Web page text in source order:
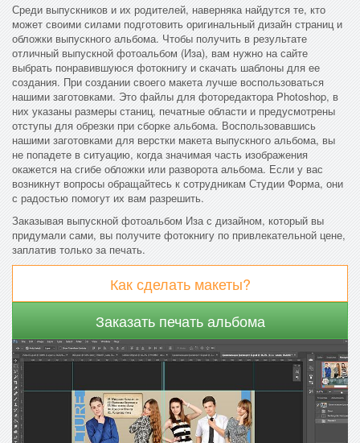
Среди выпускников и их родителей, наверняка найдутся те, кто
может своими силами подготовить оригинальный дизайн страниц и
обложки выпускного альбома. Чтобы получить в результате
отличный выпускной фотоальбом (Иза), вам нужно на сайте
выбрать понравившуюся фотокнигу и скачать шаблоны для ее
создания. При создании своего макета лучше воспользоваться
нашими заготовками. Это файлы для фоторедактора Photoshop, в
них указаны размеры станиц, печатные области и предусмотрены
отступы для обрезки при сборке альбома. Воспользовавшись
нашими заготовками для верстки макета выпускного альбома, вы
не попадете в ситуацию, когда значимая часть изображения
окажется на сгибе обложки или разворота альбома. Если у вас
возникнут вопросы обращайтесь к сотрудникам Студии Форма, они
с радостью помогут их вам разрешить.
Заказывая выпускной фотоальбом Иза с дизайном, который вы
придумали сами, вы получите фотокнигу по привлекательной цене,
заплатив только за печать.
Как сделать макеты?
Заказать печать альбома